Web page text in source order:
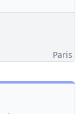
Paris